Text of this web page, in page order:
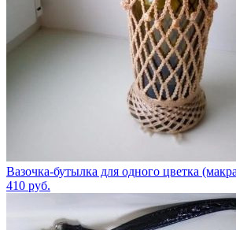
Вазочка-бутылка для одного цветка
410 руб.